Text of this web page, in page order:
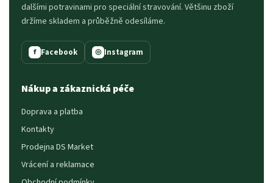
dalšími potravinami pro speciální stravování. Většinu zboží
držíme skladem a průběžně odesíláme.
f Facebook ◎ Instagram
Nákup a zákaznická péče
Doprava a platba
Kontakty
Prodejna DS Market
Vrácení a reklamace